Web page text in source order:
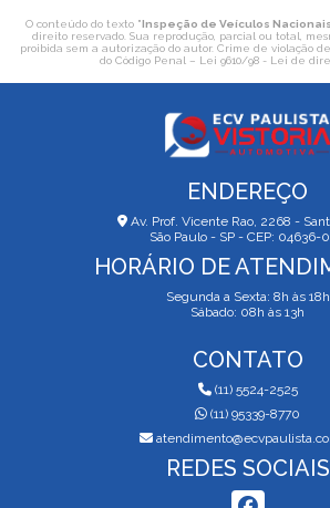
O conteúdo do texto "Inspeção de Veículos
direito reservado. Sua reprodução, parcial ou total,
proibida sem a autorização do autor. Crime de violação
do Código Penal – Lei 9610/98 - Lei de
ENDEREÇO
Av. Prof. Vicente Rao, 2268 -
São Paulo - SP - CEP: 04636-
HORÁRIO DE
Segunda a Sexta: 8h às 18h
Sábado: 08h às 13h
CONTATO
(11) 5524-2525
(11) 95339-8770
REDES SOCIAIS